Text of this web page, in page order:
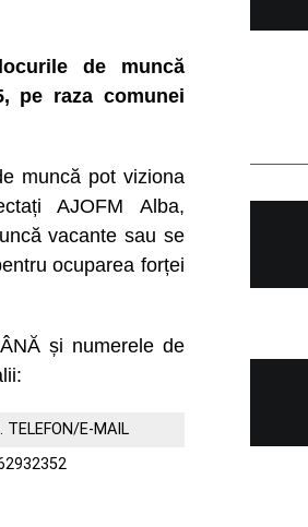
de muncă
pe raza comunei
muncă pot viziona
AJOFM Alba,
vacante sau se
ocuparea forței
și numerele de
TELEFON/E-MAIL